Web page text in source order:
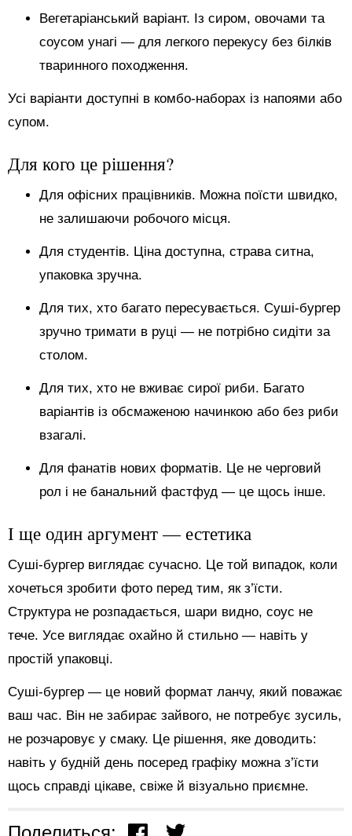
Вегетаріанський варіант. Із сиром, овочами та
соусом унагі — для легкого перекусу без білків
тваринного походження.
Усі варіанти доступні в комбо-наборах із напоями або
супом.
Для кого це рішення?
Для офісних працівників. Можна поїсти швидко,
не залишаючи робочого місця.
Для студентів. Ціна доступна, страва ситна,
упаковка зручна.
Для тих, хто багато пересувається. Суші-бургер
зручно тримати в руці — не потрібно сидіти за
столом.
Для тих, хто не вживає сирої риби. Багато
варіантів із обсмаженою начинкою або без риби
взагалі.
Для фанатів нових форматів. Це не черговий
рол і не банальний фастфуд — це щось інше.
І ще один аргумент — естетика
Суші-бургер виглядає сучасно. Це той випадок, коли
хочеться зробити фото перед тим, як з’їсти.
Структура не розпадається, шари видно, соус не
тече. Усе виглядає охайно й стильно — навіть у
простій упаковці.
Суші-бургер — це новий формат ланчу, який поважає
ваш час. Він не забирає зайвого, не потребує зусиль,
не розчаровує у смаку. Це рішення, яке доводить:
навіть у будній день посеред графіку можна з’їсти
щось справді цікаве, свіже й візуально приємне.